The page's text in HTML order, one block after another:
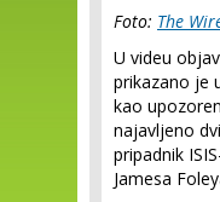
Foto: The
U videu
prikazano je
kao
najavljeno
pripadnik
Jamesa